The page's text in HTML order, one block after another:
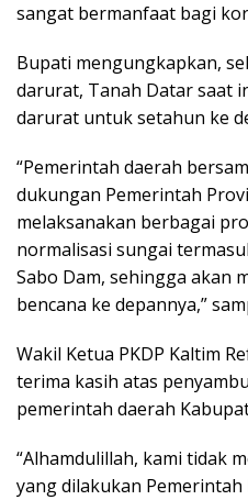
sangat bermanfaat bagi
Bupati mengungkapkan,
darurat, Tanah Datar saat
darurat untuk setahun ke
“Pemerintah daerah
dukungan Pemerintah
melaksanakan berbagai
normalisasi sungai
Sabo Dam, sehingga akan
bencana ke depannya,”
Wakil Ketua PKDP Kaltim
terima kasih atas
pemerintah daerah
“Alhamdulillah, kami tidak
yang dilakukan